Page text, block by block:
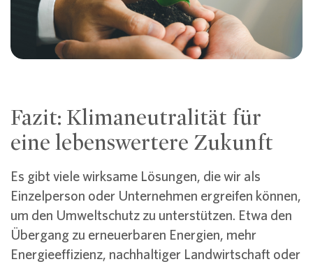
Fazit: Klimaneutralität für
eine lebenswertere Zukunft
Es gibt viele wirksame Lösungen, die wir als
Einzelperson oder Unternehmen ergreifen können,
um den Umweltschutz zu unterstützen. Etwa den
Übergang zu erneuerbaren Energien, mehr
Energieeffizienz, nachhaltiger Landwirtschaft oder